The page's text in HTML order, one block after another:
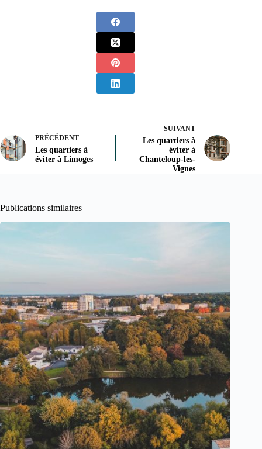
PRÉCÉDENT
Les quartiers à
éviter à Limoges
SUIVANT
Les quartiers à
éviter à
Chanteloup-les-
Vignes
Publications similaires